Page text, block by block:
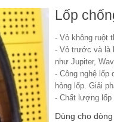
Lốp
- Vỏ không ruột
- Vỏ trước và là
như Jupiter,
- Công nghệ lốp
hỏng lốp. Giải
- Chất lượng lốp
Dùng cho